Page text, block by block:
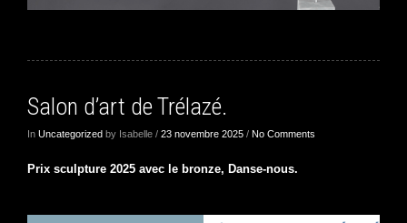
Salon d’art de Trélazé.
In Uncategorized by Isabelle / 23 novembre 2025 / No Comments
Prix sculpture 2025 avec le bronze, Danse-nous.